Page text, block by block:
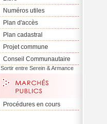
Numéros utiles
Plan d'accès
Plan cadastral
Projet commune
Conseil Communautaire
Sortir entre Serein & Armance
Procédures en cours